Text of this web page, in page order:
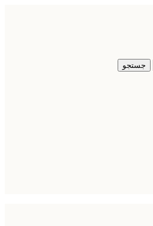
جستجو